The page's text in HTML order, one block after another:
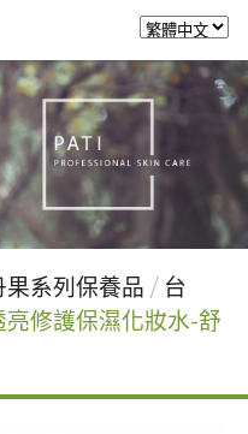
果系列保養品
台
亮修護保濕化妝水-舒